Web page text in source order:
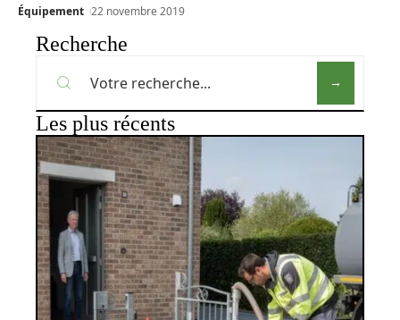
Équipement 22 novembre 2019
Recherche
Les plus récents